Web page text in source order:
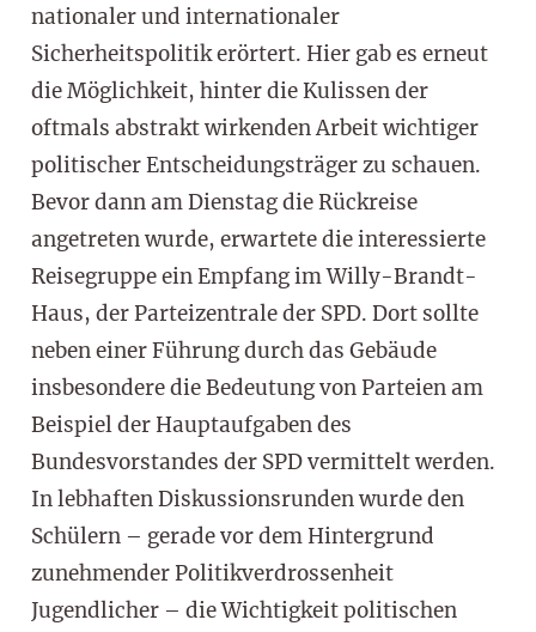
nationaler und internationaler
Sicherheitspolitik erörtert. Hier gab es erneut
die Möglichkeit, hinter die Kulissen der
oftmals abstrakt wirkenden Arbeit wichtiger
politischer Entscheidungsträger zu schauen.
Bevor dann am Dienstag die Rückreise
angetreten wurde, erwartete die interessierte
Reisegruppe ein Empfang im Willy-Brandt-
Haus, der Parteizentrale der SPD. Dort sollte
neben einer Führung durch das Gebäude
insbesondere die Bedeutung von Parteien am
Beispiel der Hauptaufgaben des
Bundesvorstandes der SPD vermittelt werden.
In lebhaften Diskussionsrunden wurde den
Schülern – gerade vor dem Hintergrund
zunehmender Politikverdrossenheit
Jugendlicher – die Wichtigkeit politischen